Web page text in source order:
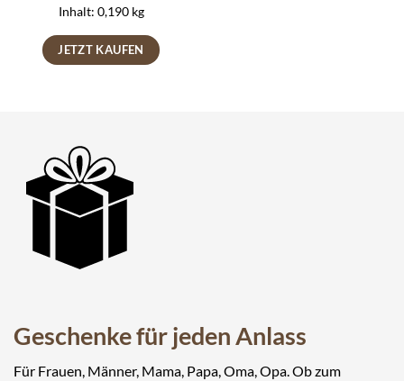
Inhalt: 0,190 kg
JETZT KAUFEN
Geschenke für jeden Anlass
Für Frauen, Männer, Mama, Papa, Oma, Opa. Ob zum